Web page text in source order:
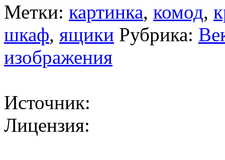
Метки: картинка, комод,
шкаф, ящики Рубрика:
изображения
Источник:
Лицензия: